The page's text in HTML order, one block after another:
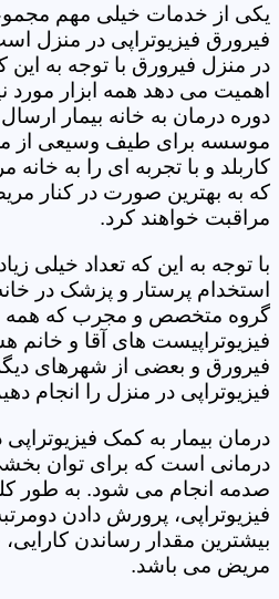
یکی از خدمات خیلی مهم
فیرورق فیزیوتراپی در منزل
در منزل فیرورق با توجه به این
اهمیت می دهد همه ابزار مورد
دوره درمان به خانه بیمار
موسسه برای طیف وسیعی از
کاربلد و با تجربه ای را به
که به بهترین صورت در کنار
مراقبت خواهند کرد.
با توجه به این که تعداد خیلی
استخدام پرستار و پزشک در
گروه متخصص و مجرب که همه
فیزیوتراپیست های آقا و خانم
فیرورق و بعضی از شهرهای
فیزیوتراپی در منزل را انجام
درمان بیمار به کمک
درمانی است که برای توان بخشی
صدمه انجام می شود. به طور
فیزیوتراپی، پرورش دادن
بیشترین مقدار رساندن
مریض می باشد.